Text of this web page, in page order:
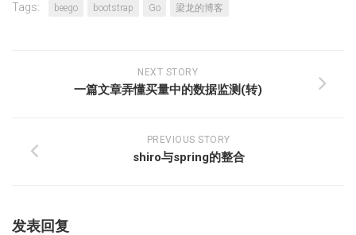
Tags: beego bootstrap Go 梁龙的博客
NEXT STORY
一篇文章弄懂买量中的数据监测(转)
PREVIOUS STORY
shiro与spring的整合
发表回复